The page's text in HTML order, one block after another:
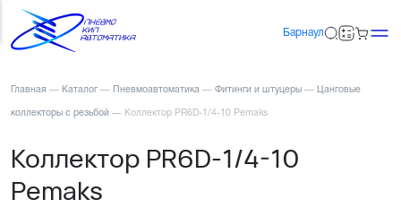
Барнаул
Главная — Каталог — Пневмоавтоматика — Фитинги и штуцеры — Цанговые
коллекторы с резьбой — Коллектор PR6D-1/4-10 Pemaks
Коллектор PR6D-1/4-10
Pemaks